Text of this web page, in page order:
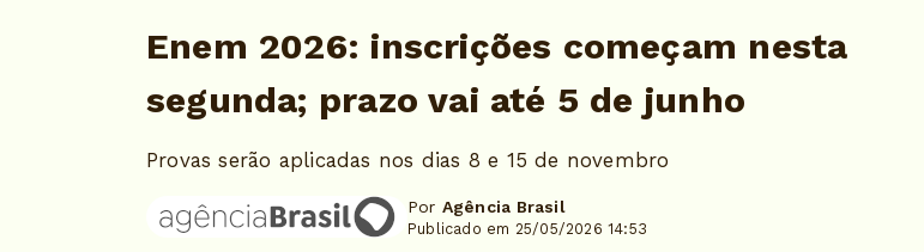
Enem 2026: inscrições começam nesta
segunda; prazo vai até 5 de junho
Provas serão aplicadas nos dias 8 e 15 de novembro
Por Agência Brasil
Publicado em 25/05/2026 14:53